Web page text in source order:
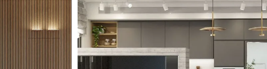
Elegant Japandi Style